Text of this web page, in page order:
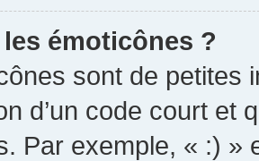
émoticônes ?
sont de petites
d’un code court et
Par exemple, « :) »